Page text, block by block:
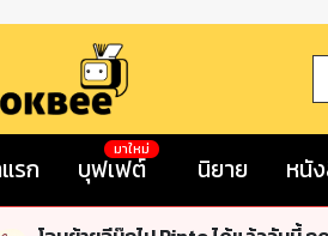
รก บุฟเฟต์
มาใหม่
นิยาย หนั